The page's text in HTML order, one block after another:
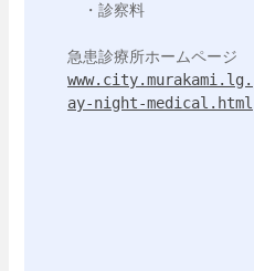
・診察料
ay-night-medical.html